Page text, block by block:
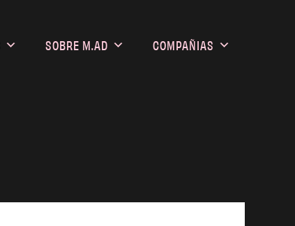
SOBRE M.AD COMPAÑIAS